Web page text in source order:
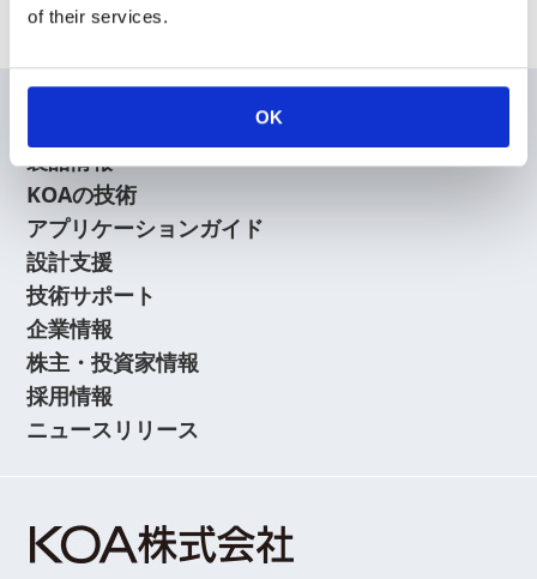
of their services.
OK
製品情報
KOAの技術
アプリケーションガイド
設計支援
技術サポート
企業情報
株主・投資家情報
採用情報
ニュースリリース